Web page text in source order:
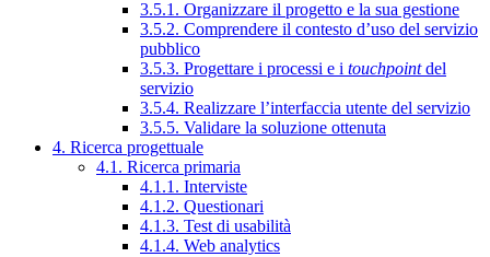
3.5.1. Organizzare il progetto e la sua gestione
3.5.2. Comprendere il contesto d’uso del servizio
pubblico
3.5.3. Progettare i processi e i touchpointdel
servizio
3.5.4. Realizzare l’interfaccia utente del servizio
3.5.5. Validare la soluzione ottenuta
4. Ricerca progettuale
4.1. Ricerca primaria
4.1.1. Interviste
4.1.2. Questionari
4.1.3. Test di usabilità
4.1.4. Web analytics